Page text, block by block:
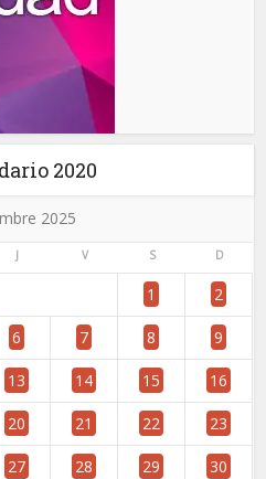
2020
2025
J V S D
1 2
6 7 8 9
13 14 15 16
20 21 22 23
27 28 29 30